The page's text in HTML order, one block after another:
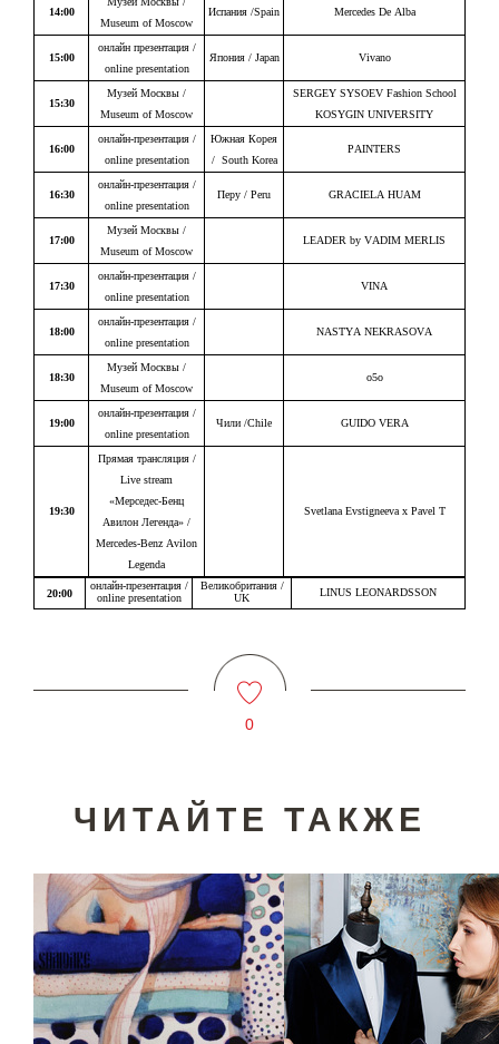
14:00
Museum of Moscow
Испания /Spain Mercedes De Alba
15:00
онлайн презентация /
online presentation
Япония / Japan Vivano
15:30
Музей Москвы /
Museum of Moscow
SERGEY SYSOEV Fashion School
KOSYGIN UNIVERSITY
16:00
онлайн-презентация /
online presentation
Южная Корея
/ South Korea
PAINTERS
16:30
онлайн-презентация /
online presentation
Перу / Peru GRACIELA HUAM
17:00
Музей Москвы /
Museum of Moscow
LEADER by VADIM MERLIS
17:30
онлайн-презентация /
online presentation
VINA
18:00
онлайн-презентация /
online presentation
NASTYA NEKRASOVA
18:30
Музей Москвы /
Museum of Moscow
o5o
19:00
онлайн-презентация /
online presentation
Чили /Chile GUIDO VERA
19:30
Прямая трансляция /
Live stream
«Мерседес-Бенц
Авилон Легенда» /
Mercedes-Benz Avilon
Legenda
Svetlana Evstigneeva x Pavel T
20:00
онлайн-презентация /
online presentation
Великобритания /
UK
LINUS LEONARDSSON
0
ЧИТАЙТЕ ТАКЖЕ